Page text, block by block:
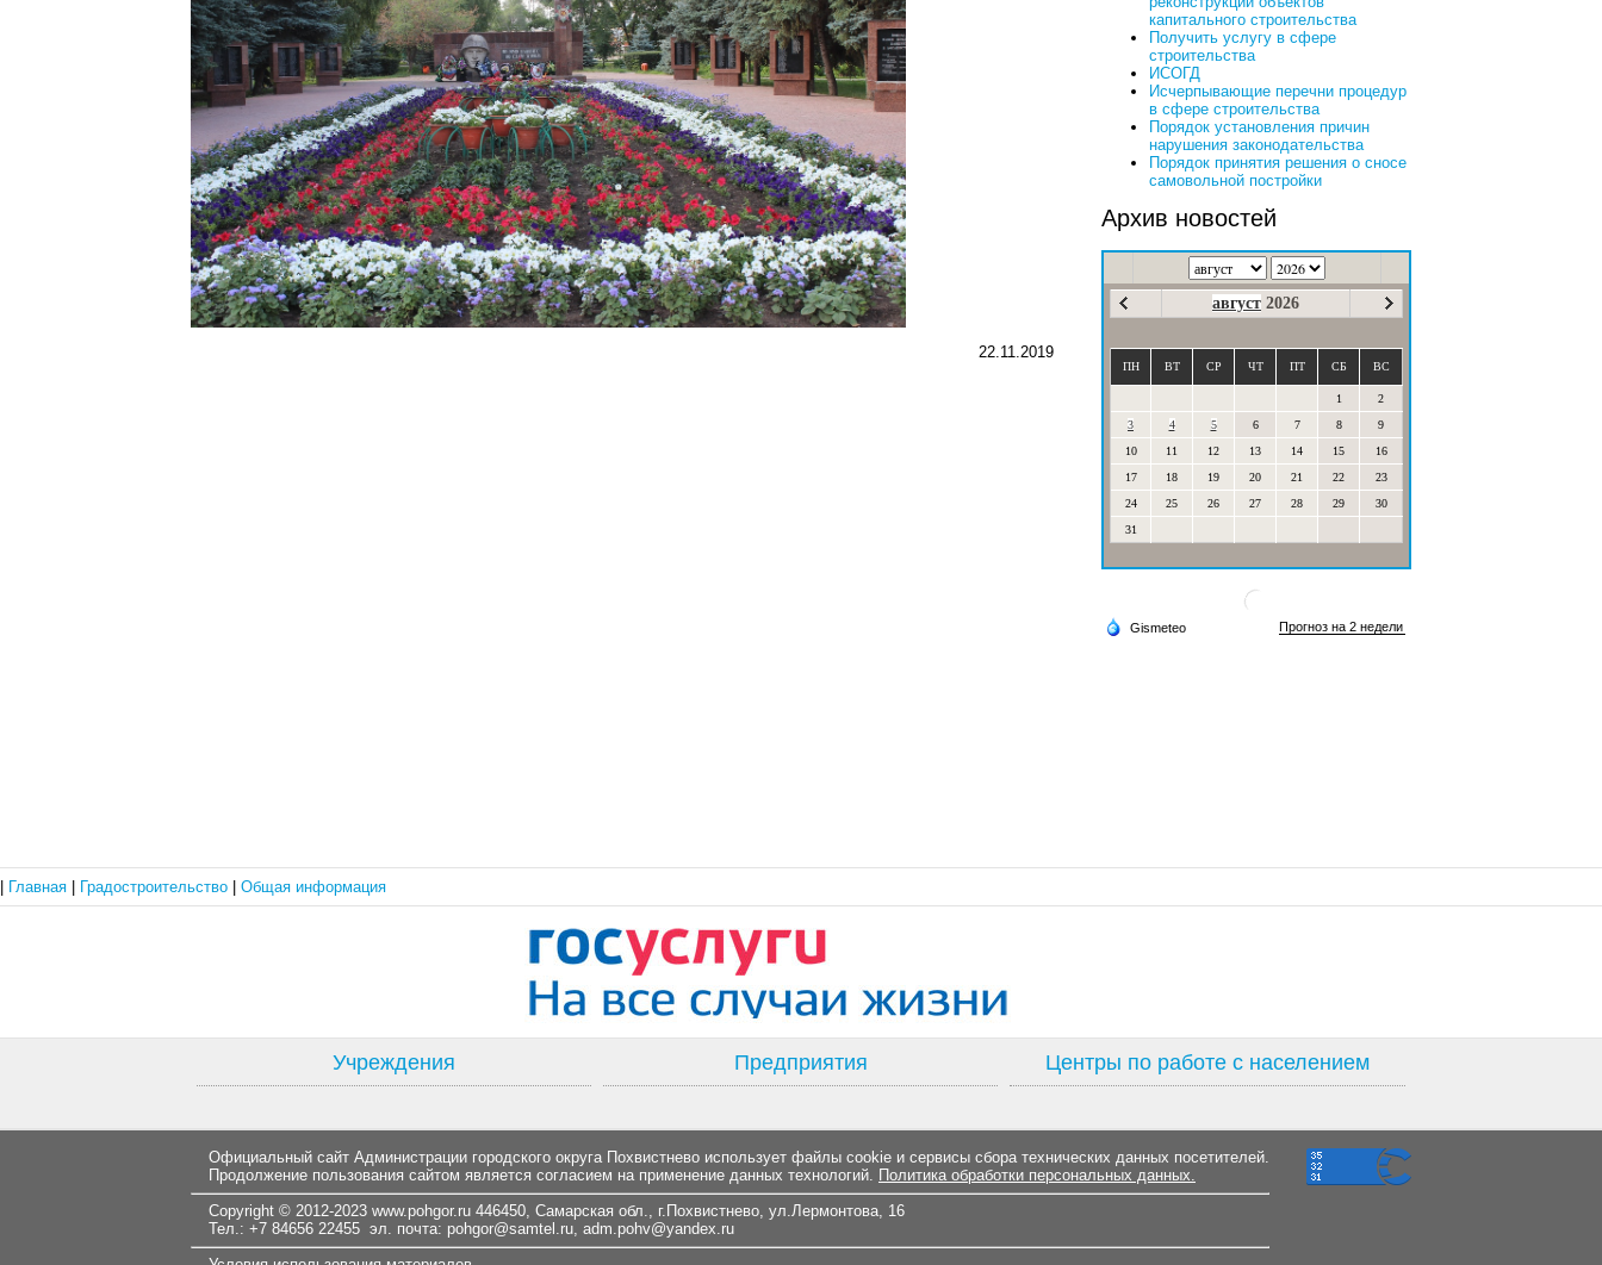
22.11.2019
капитального строительства
Получить услугу в сфере
строительства
ИСОГД
Исчерпывающие перечни процедур
в сфере строительства
Порядок установления причин
нарушения законодательства
Порядок принятия решения о сносе
самовольной постройки
Архив новостей
август 2026
ПН ВТ СР ЧТ ПТ СБ ВС
1
2
3
4 5 6 7 8
9
10
11 12 13 14 15
16
17
18 19 20 21 22
23
24
25 26 27 28 29
30
31
Главная Градостроительство Общая информация
Учреждения Предприятия Центры по работе с населением
Официальный сайт Администрации городского округа Похвистнево использует файлы cookie и сервисы сбора технических данных посетителей.
Продолжение пользования сайтом является согласием на применение данных технологий. Политика обработки персональных данных.
Copyright © 2012-2023 www.pohgor.ru 446450, Самарская обл., г.Похвистнево, ул.Лермонтова, 16
Тел.: +7 84656 22455 эл. почта: pohgor@samtel.ru, adm.pohv@yandex.ru